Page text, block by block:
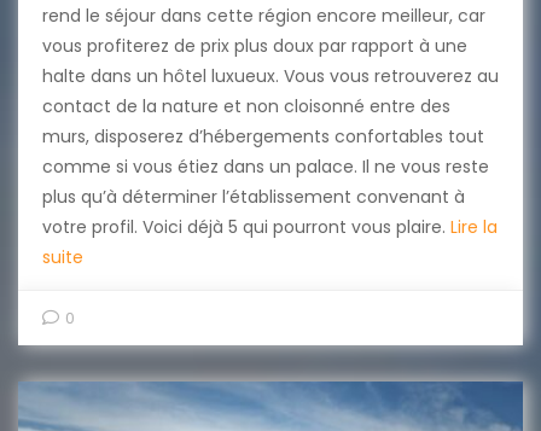
rend le séjour dans cette région encore meilleur, car
vous profiterez de prix plus doux par rapport à une
halte dans un hôtel luxueux. Vous vous retrouverez au
contact de la nature et non cloisonné entre des
murs, disposerez d’hébergements confortables tout
comme si vous étiez dans un palace. Il ne vous reste
plus qu’à déterminer l’établissement convenant à
votre profil. Voici déjà 5 qui pourront vous plaire. Lire la
suite
0